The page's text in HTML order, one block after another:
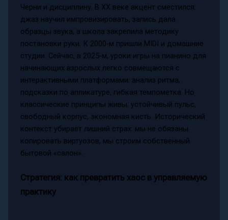
Черни и дисциплину. В XX веке акцент сместился:
джаз научил импровизировать, запись дала
образцы звука, а школа закрепила методику
постановки руки. К 2000‑м пришли MIDI и домашние
студии. Сейчас, в 2025‑м, уроки игры на пианино для
начинающих взрослых легко совмещаются с
интерактивными платформами: анализ ритма,
подсказки по апликатуре, гибкая темпометка. Но
классические принципы живы: устойчивый пульс,
свободный корпус, экономная кисть. Исторический
контекст убирает лишний страх: мы не обязаны
копировать виртуозов, мы строим собственный
бытовой «салон».
Стратегия: как превратить хаос в управляемую
практику